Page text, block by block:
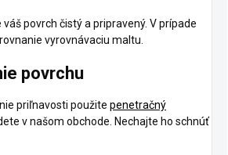
váš povrch čistý a pripravený. V prípade
vyrovnávaciu maltu.
povrchu
priľnavosti použite penetračný
v našom obchode. Nechajte ho schnúť